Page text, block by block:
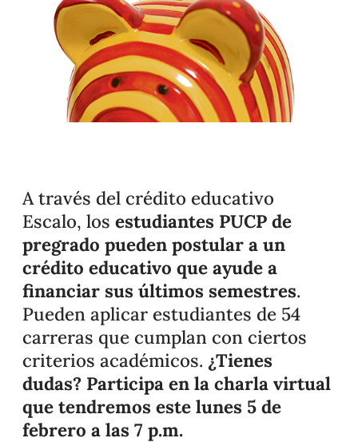
A través del crédito educativo
Escalo, los estudiantes PUCP de
pregrado pueden postular a un
crédito educativo que ayude a
financiar sus últimos semestres.
Pueden aplicar estudiantes de 54
carreras que cumplan con ciertos
criterios académicos. ¿Tienes
dudas? Participa en la charla virtual
que tendremos este lunes 5 de
febrero a las 7 p.m.